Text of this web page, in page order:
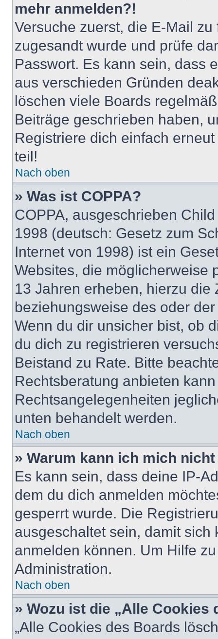
mehr anmelden?!
Versuche zuerst, die E-Mail
zugesandt wurde und prüfe
Passwort. Es kann sein, dass
aus verschieden Gründen
löschen viele Boards
Beiträge geschrieben haben,
Registriere dich einfach
teil!
Nach oben
» Was ist COPPA?
COPPA, ausgeschrieben
1998 (deutsch: Gesetz zum
Internet von 1998) ist ein
Websites, die möglicherweise
13 Jahren erheben, hierzu die
beziehungsweise des oder
Wenn du dir unsicher bist, ob
du dich zu registrieren
Beistand zu Rate. Bitte
Rechtsberatung anbieten
Rechtsangelegenheiten
unten behandelt werden.
Nach oben
» Warum kann ich mich
Es kann sein, dass deine IP-
dem du dich anmelden
gesperrt wurde. Die
ausgeschaltet sein, damit
anmelden können. Um Hilfe
Administration.
Nach oben
» Wozu ist die „Alle
„Alle Cookies des Boards